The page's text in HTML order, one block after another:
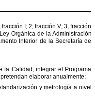
fracción I; 2, fracción V; 3, fracción
Ley Orgánica de la Administración
Interior de la Secretaría de
la Calidad, integrar el
Programa
pretendan elaborar anualmente;
y metrología a nivel